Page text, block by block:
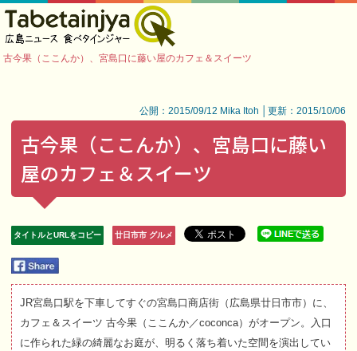
古今果（ここんか）、宮島口に藤い屋のカフェ＆スイーツ
公開：2015/09/12 Mika Itoh │更新：2015/10/06
古今果（ここんか）、宮島口に藤い
屋のカフェ＆スイーツ
タイトルとURLをコピー 廿日市市 グルメ
JR宮島口駅を下車してすぐの宮島口商店街（広島県廿日市市）に、
カフェ＆スイーツ 古今果（ここんか／coconca）がオープン。入口
に作られた緑の綺麗なお庭が、明るく落ち着いた空間を演出してい